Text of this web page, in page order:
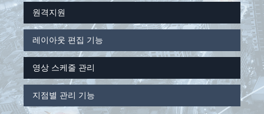
원격지원
레이아웃 편집 기능
영상 스케줄 관리
지점별 관리 기능